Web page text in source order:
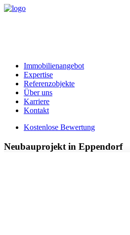
Immobilienangebot
Expertise
Referenzobjekte
Über uns
Karriere
Kontakt
Kostenlose Bewertung
Neubauprojekt in Eppendorf